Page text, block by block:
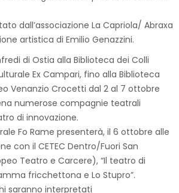
dall’associazione La Capriola/ Abraxa
artistica di Emilio Genazzini.
di Ostia alla Biblioteca dei Colli
Ex Campari, fino alla Biblioteca
Venanzio Crocetti dal 2 al 7 ottobre
numerose compagnie teatrali
di innovazione.
Fo Rame presenterà, il 6 ottobre alle
con il CETEC Dentro/Fuori San
Teatro e Carcere), “Il teatro di
fricchettona e Lo Stupro”.
saranno interpretati